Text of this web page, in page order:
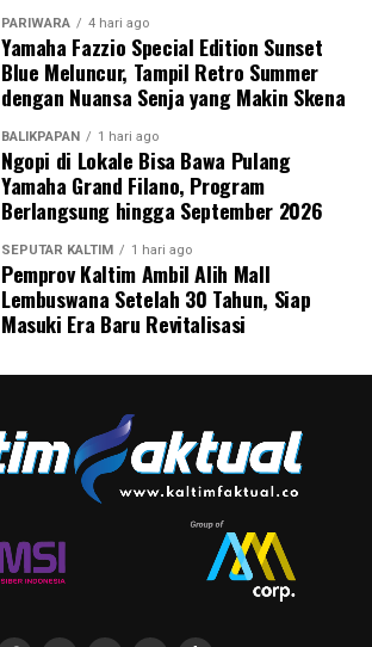
PARIWARA 4 hari ago
Yamaha Fazzio Special Edition Sunset
Blue Meluncur, Tampil Retro Summer
dengan Nuansa Senja yang Makin Skena
BALIKPAPAN 1 hari ago
Ngopi di Lokale Bisa Bawa Pulang
Yamaha Grand Filano, Program
Berlangsung hingga September 2026
SEPUTAR KALTIM 1 hari ago
Pemprov Kaltim Ambil Alih Mall
Lembuswana Setelah 30 Tahun, Siap
Masuki Era Baru Revitalisasi